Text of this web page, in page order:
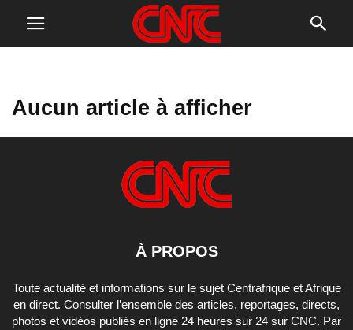
Aucun article à afficher
À PROPOS
Toute actualité et informations sur le sujet Centrafrique et Afrique
en direct. Consulter l’ensemble des articles, reportages, directs,
photos et vidéos publiés en ligne 24 heures sur 24 sur CNC. Par